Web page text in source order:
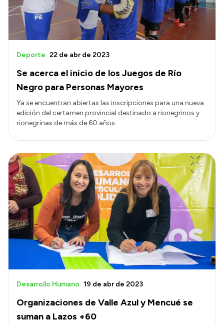
Se acerca el inicio de los Juegos de Río
Negro para Personas Mayores
Deporte 22 de abr de 2023
Ya se encuentran abiertas las inscripciones para una nueva
edición del certamen provincial destinado a rionegrinos y
rionegrinas de más de 60 años.
Organizaciones de Valle Azul y Mencué se
suman a Lazos +60
Desarrollo Humano 19 de abr de 2023